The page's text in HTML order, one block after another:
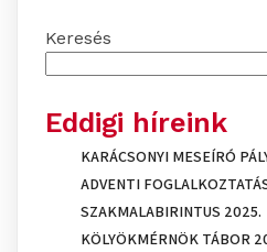
Keresés
Eddigi híreink
KARÁCSONYI MESEÍRÓ
ADVENTI
SZAKMALABIRINTUS 2025.
KÖLYÖKMÉRNÖK TÁBOR